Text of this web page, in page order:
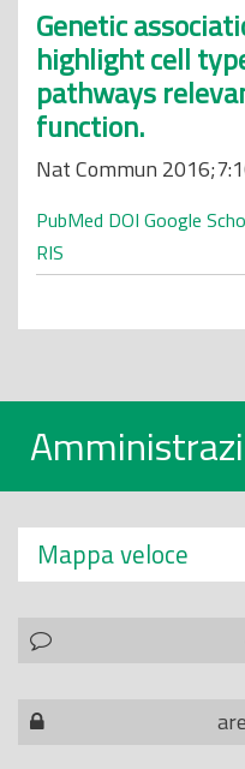
Genetic
highlight cell
pathways
function.
Nat Commun
PubMed DOI Google
RIS
Mappa veloce